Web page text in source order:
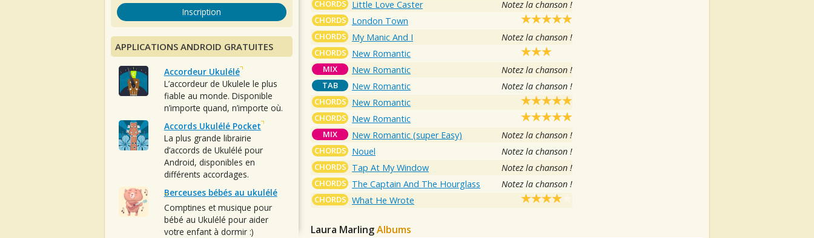
CHORDS Little Love Caster Notez la chanson !
CHORDS London Town
CHORDS My Manic And I Notez la chanson !
CHORDS New Romantic
MIX New Romantic Notez la chanson !
TAB New Romantic Notez la chanson !
CHORDS New Romantic
CHORDS New Romantic
MIX New Romantic (super Easy) Notez la chanson !
CHORDS Nouel Notez la chanson !
CHORDS Tap At My Window Notez la chanson !
CHORDS The Captain And The Hourglass Notez la chanson !
CHORDS What He Wrote
Laura MarlingAlbums
Inscription
APPLICATIONS ANDROID GRATUITES
Accordeur Ukulélé
L’accordeur de Ukulele le plus
fiable au monde. Disponible
n’importe quand, n’importe où.
Accords Ukulélé Pocket
La plus grande librairie
d’accords de Ukulélé pour
Android, disponibles en
différents accordages.
Berceuses bébés au ukulélé
Comptines et musique pour
bébé au Ukulélé pour aider
votre enfant à dormir :)